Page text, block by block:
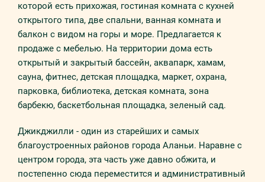
которой есть прихожая, гостиная комната с кухней
открытого типа, две спальни, ванная комната и
балкон с видом на горы и море. Предлагается к
продаже с мебелью. На территории дома есть
открытый и закрытый бассейн, аквапарк, хамам,
сауна, фитнес, детская площадка, маркет, охрана,
парковка, библиотека, детская комната, зона
барбекю, баскетбольная площадка, зеленый сад.
Джикджилли - один из старейших и самых
благоустроенных районов города Аланьи. Наравне с
центром города, эта часть уже давно обжита, и
постепенно сюда переместится и административный